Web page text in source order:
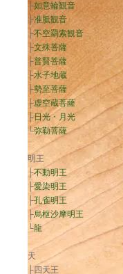
├如意輪観音
├准胝観音
├不空羂索観音
├文殊菩薩
├普賢菩薩
├水子地蔵
├勢至菩薩
├虚空蔵菩薩
├日光・月光
└弥勒菩薩
明王
├不動明王
├愛染明王
├孔雀明王
├烏枢沙摩明王
└龍
天
├四天王